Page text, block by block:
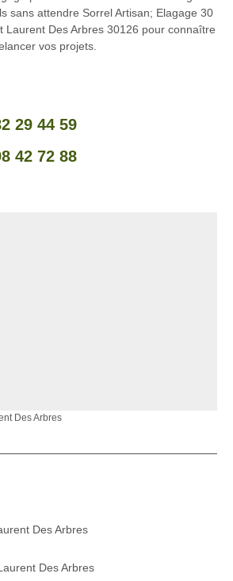
sans attendre Sorrel Artisan; Elagage 30
Laurent Des Arbres 30126 pour connaître
vos projets.
29 44 59
42 72 88
Des Arbres
Des Arbres
Des Arbres